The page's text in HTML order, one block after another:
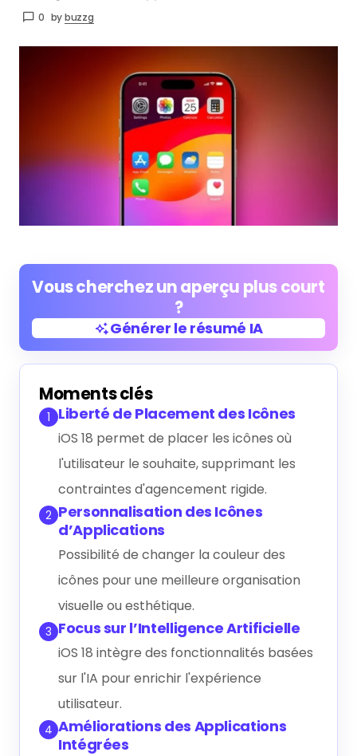
0 bybuzzg
Vous cherchez un aperçu plus court
?
Générer le résumé IA
Générer le résumé IA
Moments clés
1 Liberté de Placement des Icônes
iOS 18 permet de placer les icônes où
l'utilisateur le souhaite, supprimant les
contraintes d'agencement rigide.
2 Personnalisation des Icônes
d’Applications
Possibilité de changer la couleur des
icônes pour une meilleure organisation
visuelle ou esthétique.
3 Focus sur l’Intelligence Artificielle
iOS 18 intègre des fonctionnalités basées
sur l'IA pour enrichir l'expérience
utilisateur.
4 Améliorations des Applications
Intégrées